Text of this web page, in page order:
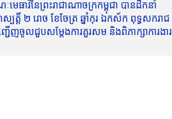
ាវីនៃព្រះរាជាណាចក្រកម្ពុជា បានដឹកនាំ
តិ៍ ២ រោច ខែចែត្រ ឆ្នាំកុរ ឯកស័ក ពុទ្ធសករាជ
ញចូលជួបសម្តែងការគួរសម និងពិភាក្សាការងារ